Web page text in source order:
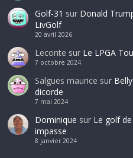
Golf-31 sur Donald
LivGolf
20 avril 2026
Leconte sur Le LPGA
7 octobre 2024
Salgues maurice sur
dicorde
7 mai 2024
Dominique sur Le golf
impasse
8 janvier 2024